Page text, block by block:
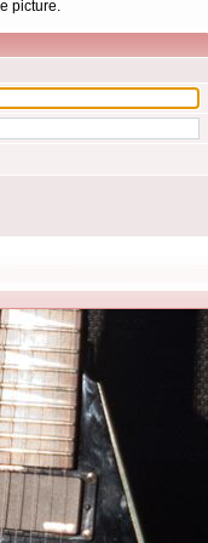
picture.